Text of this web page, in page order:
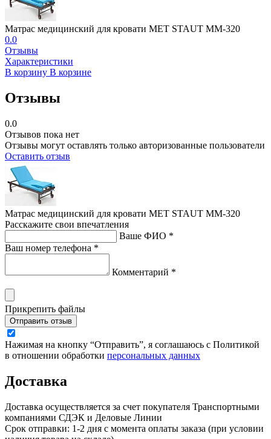
Матрас медицинский для кровати MET STAUT ММ-320
0.0
Отзывы
Характеристики
В корзину В корзине
Отзывы
0.0
Отзывов пока нет
Отзывы могут оставлять только авторизованные пользователи
Оставить отзыв
Матрас медицинский для кровати MET STAUT ММ-320
Расскажите свои впечатления
Ваше ФИО *
Ваш номер телефона *
Комментарий *
Прикрепить файлы
Отправить отзыв
Нажимая на кнопку “Отправить”, я соглашаюсь с Политикой
в отношении обработки персональных данных
Доставка
Доставка осуществляется за счет покупателя Транспортными
компаниями СДЭК и Деловые Линии
Срок отправки: 1-2 дня с момента оплаты заказа (при условии